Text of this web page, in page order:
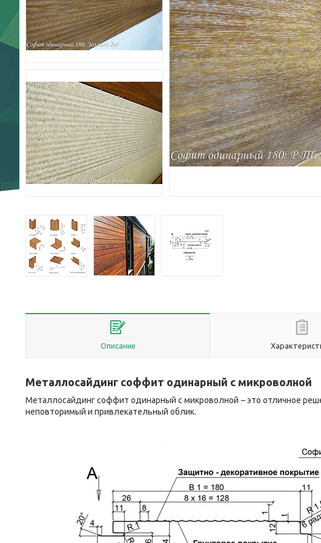
Описание
Металлосайдинг соффит одинарный с микроволной
Металлосайдинг соффит одинарный с микроволной – это отличное
неповторимый и привлекательный облик.